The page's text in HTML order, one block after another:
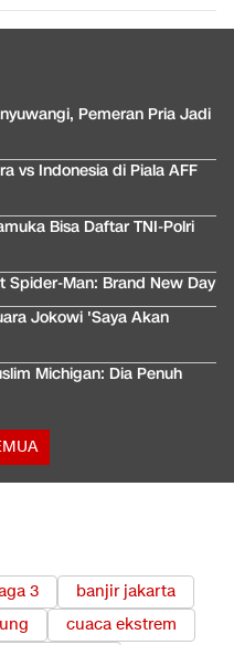
Pemeran Pria Jadi
vs Indonesia di Piala AFF
Bisa Daftar TNI-Polri
Spider-Man: Brand New Day
Jokowi 'Saya Akan
Michigan: Dia Penuh
3
banjir jakarta
cuaca ekstrem